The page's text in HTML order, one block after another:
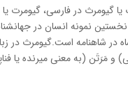
گیومرث در فارسی، گیومرت یا
نخستین نمونه انسان در
در شاهنامه است.گیومرث در
و مَرَتَن (به معنی میرنده یا